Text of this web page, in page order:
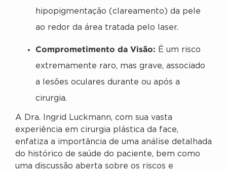
hipopigmentação (clareamento) da pele
ao redor da área tratada pelo laser.
Comprometimento da Visão: É um risco
extremamente raro, mas grave, associado
a lesões oculares durante ou após a
cirurgia.
A Dra. Ingrid Luckmann, com sua vasta
experiência em cirurgia plástica da face,
enfatiza a importância de uma análise detalhada
do histórico de saúde do paciente, bem como
uma discussão aberta sobre os riscos e